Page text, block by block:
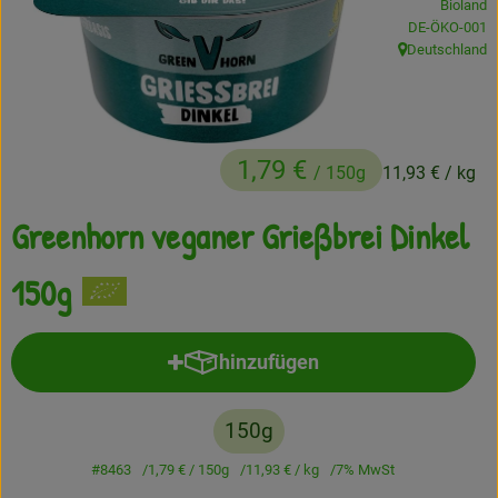
Frisches
Angebote
Naturkosmetik
Drogerie
Gratis Ökokiste im Wert von 25 Euro
Greenhorn veganer Grießbrei Dinkel
150g
1,79 € / 150g 11,93 € / kg
Bioland
, Kontrollstelle:
DE-ÖKO-001
, Herkunft:
Deutschland
hinzufügen
Produkt zum Warenkorb
150g
#8463 1,79 €/ 150g 11,93 €/ kg 7% MwSt